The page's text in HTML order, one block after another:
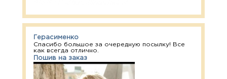
Герасименко
Спасибо большое за очередную посылку! Все
как всегда отлично.
Пошив на заказ